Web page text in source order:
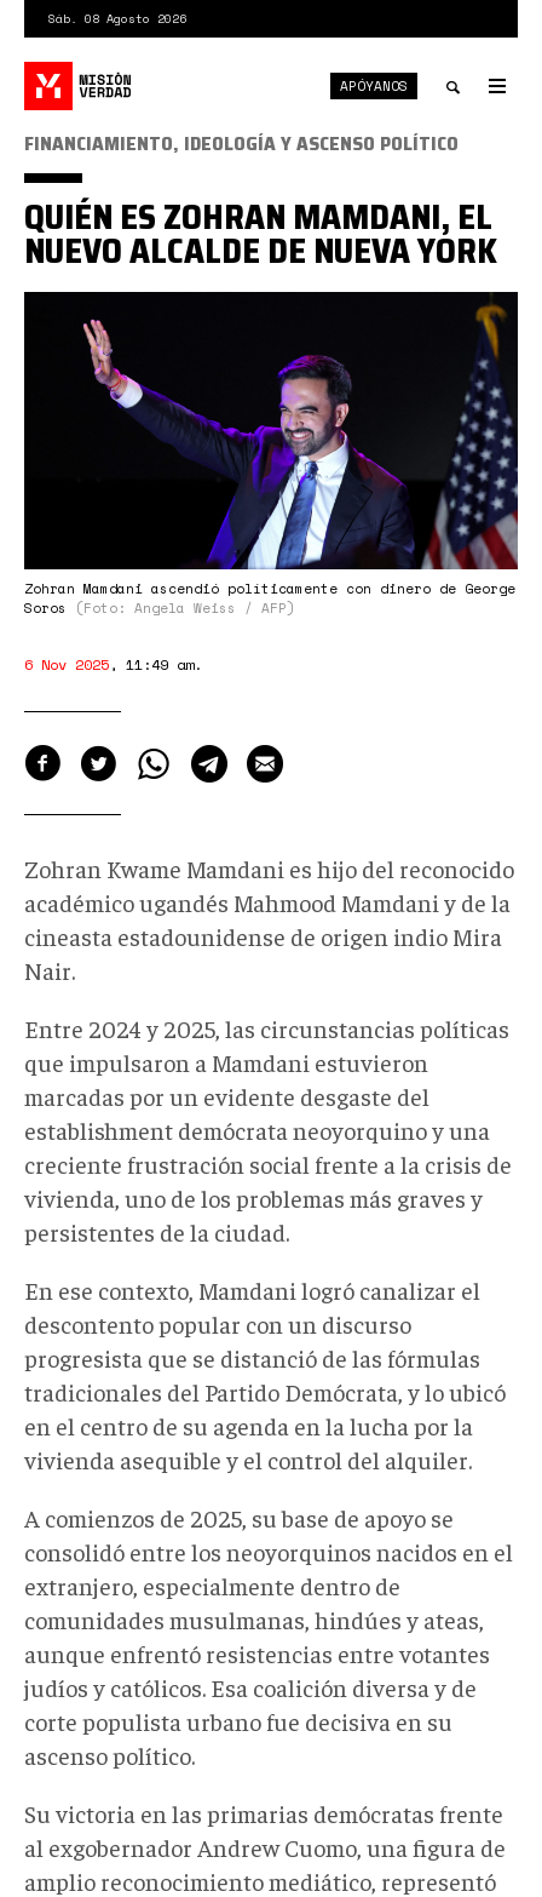
contenido
principal
Sáb. 08 Agosto 2026
Toggle
APÓYANOS
mamdani
Zohran Mamdani ascendió políticamente con dinero de George
Soros
(Foto: Angela Weiss / AFP)
FINANCIAMIENTO, IDEOLOGÍA Y ASCENSO POLÍTICO
QUIÉN ES ZOHRAN MAMDANI, EL
NUEVO ALCALDE DE NUEVA YORK
6 Nov 2025, 11:49 am.
Zohran Kwame Mamdani es hijo del reconocido
académico ugandés Mahmood Mamdani y de la
cineasta estadounidense de origen indio Mira
Nair.
Entre 2024 y 2025, las circunstancias políticas
que impulsaron a Mamdani estuvieron
marcadas por un evidente desgaste del
establishment demócrata neoyorquino y una
creciente frustración social frente a la crisis de
vivienda, uno de los problemas más graves y
persistentes de la ciudad.
En ese contexto, Mamdani logró canalizar el
descontento popular con un discurso
progresista que se distanció de las fórmulas
tradicionales del Partido Demócrata, y lo ubicó
en el centro de su agenda en la lucha por la
vivienda asequible y el control del alquiler.
A comienzos de 2025, su base de apoyo se
consolidó entre los neoyorquinos nacidos en el
extranjero, especialmente dentro de
comunidades musulmanas, hindúes y ateas,
aunque enfrentó resistencias entre votantes
judíos y católicos. Esa coalición diversa y de
corte populista urbano fue decisiva en su
ascenso político.
Su victoria en las primarias demócratas frente
al exgobernador Andrew Cuomo, una figura de
amplio reconocimiento mediático, representó